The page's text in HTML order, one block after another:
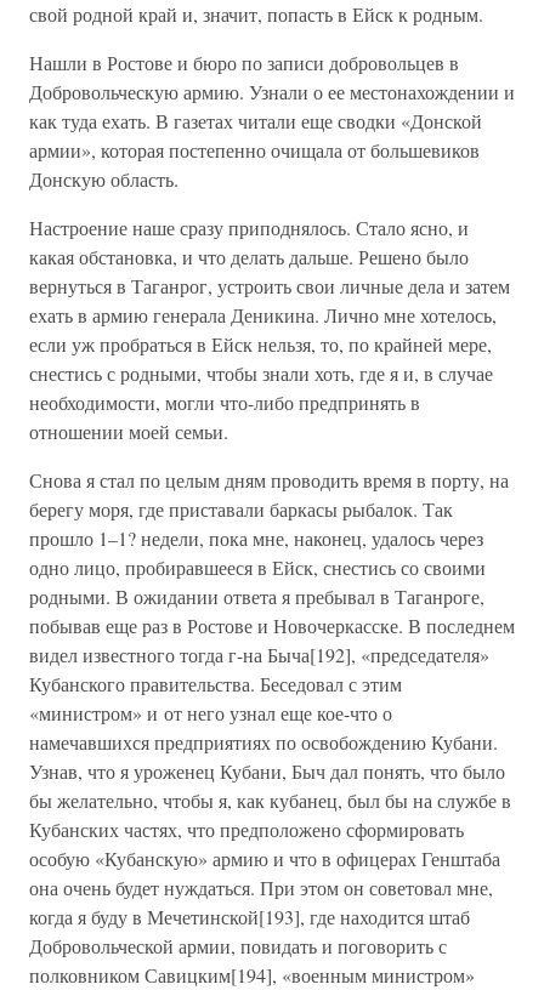
свой родной край и, значит, попасть в Ейск к родным.
Нашли в Ростове и бюро по записи добровольцев в
Добровольческую армию. Узнали о ее местонахождении и
как туда ехать. В газетах читали еще сводки «Донской
армии», которая постепенно очищала от большевиков
Донскую область.
Настроение наше сразу приподнялось. Стало ясно, и
какая обстановка, и что делать дальше. Решено было
вернуться в Таганрог, устроить свои личные дела и затем
ехать в армию генерала Деникина. Лично мне хотелось,
если уж пробраться в Ейск нельзя, то, по крайней мере,
снестись с родными, чтобы знали хоть, где я и, в случае
необходимости, могли что-либо предпринять в
отношении моей семьи.
Снова я стал по целым дням проводить время в порту, на
берегу моря, где приставали баркасы рыбалок. Так
прошло 1–1? недели, пока мне, наконец, удалось через
одно лицо, пробиравшееся в Ейск, снестись со своими
родными. В ожидании ответа я пребывал в Таганроге,
побывав еще раз в Ростове и Новочеркасске. В последнем
видел известного тогда г-на Быча[192], «председателя»
Кубанского правительства. Беседовал с этим
«министром» и от него узнал еще кое-что о
намечавшихся предприятиях по освобождению Кубани.
Узнав, что я уроженец Кубани, Быч дал понять, что было
бы желательно, чтобы я, как кубанец, был бы на службе в
Кубанских частях, что предположено сформировать
особую «Кубанскую» армию и что в офицерах Генштаба
она очень будет нуждаться. При этом он советовал мне,
когда я буду в Мечетинской[193], где находится штаб
Добровольческой армии, повидать и поговорить с
полковником Савицким[194], «военным министром»